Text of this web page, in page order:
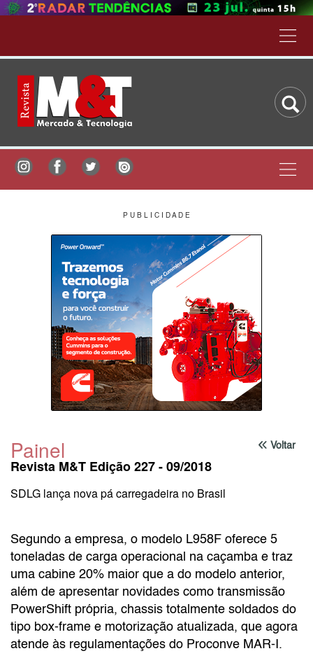
P U B L I C I D A D E
Voltar
Painel
Revista M&T Edição 227 - 09/2018
SDLG lança nova pá carregadeira no Brasil
Segundo a empresa, o modelo L958F oferece 5
toneladas de carga operacional na caçamba e traz
uma cabine 20% maior que a do modelo anterior,
além de apresentar novidades como transmissão
PowerShift própria, chassis totalmente soldados do
tipo box-frame e motorização atualizada, que agora
atende às regulamentações do Proconve MAR-I.